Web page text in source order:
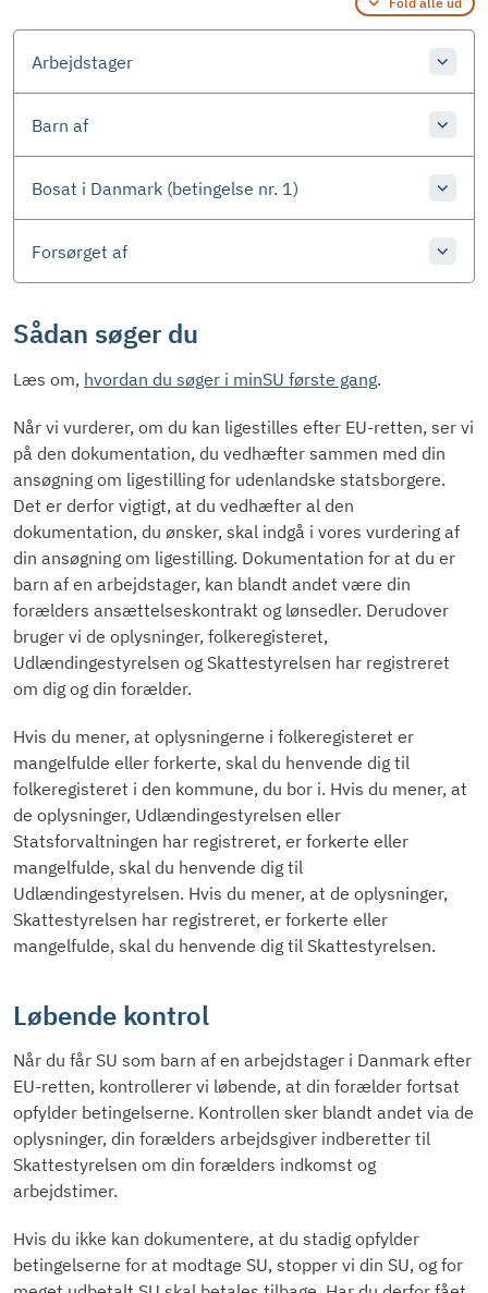
Arbejdstager
Barn af
Bosat i Danmark (betingelse nr. 1)
Forsørget af
Sådan søger du
Læs om, hvordan du søger i minSU første gang.
Når vi vurderer, om du kan ligestilles efter EU-retten, ser vi
på den dokumentation, du vedhæfter sammen med din
ansøgning om ligestilling for udenlandske statsborgere.
Det er derfor vigtigt, at du vedhæfter al den
dokumentation, du ønsker, skal indgå i vores vurdering af
din ansøgning om ligestilling. Dokumentation for at du er
barn af en arbejdstager, kan blandt andet være din
forælders ansættelseskontrakt og lønsedler. Derudover
bruger vi de oplysninger, folkeregisteret,
Udlændingestyrelsen og Skattestyrelsen har registreret
om dig og din forælder.
Hvis du mener, at oplysningerne i folkeregisteret er
mangelfulde eller forkerte, skal du henvende dig til
folkeregisteret i den kommune, du bor i. Hvis du mener, at
de oplysninger, Udlændingestyrelsen eller
Statsforvaltningen har registreret, er forkerte eller
mangelfulde, skal du henvende dig til
Udlændingestyrelsen. Hvis du mener, at de oplysninger,
Skattestyrelsen har registreret, er forkerte eller
mangelfulde, skal du henvende dig til Skattestyrelsen.
Løbende kontrol
Når du får SU som barn af en arbejdstager i Danmark efter
EU-retten, kontrollerer vi løbende, at din forælder fortsat
opfylder betingelserne. Kontrollen sker blandt andet via de
oplysninger, din forælders arbejdsgiver indberetter til
Skattestyrelsen om din forælders indkomst og
arbejdstimer.
Hvis du ikke kan dokumentere, at du stadig opfylder
betingelserne for at modtage SU, stopper vi din SU, og for